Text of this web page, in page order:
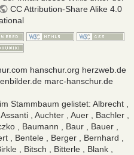
CC Attribution-Share Alike 4.0
hanschur.org herzweb.de
marc-hanschur.de
Stammbaum gelistet: Albrecht ,
, Auchter , Auer , Bachler ,
, Baumann , Baur , Bauer ,
, Bentele , Berger , Bernhard ,
, Bitsch , Bitterle , Blank ,